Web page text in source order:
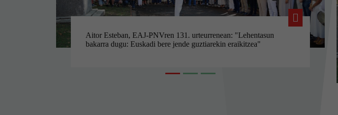
EAJ-PNVren Bizkaiko eta Arabako ordezkariak Kongresuan izan
eskatzeko Hegoaldeko Tren Saihesbideak ukituko dituen
udalerrientzat